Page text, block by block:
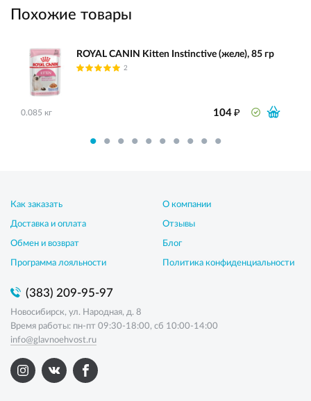
Похожие товары
ROYAL CANIN Kitten Instinctive (желе), 85 гр
2
0.085 кг 104₽
Как заказать
Доставка и оплата
Обмен и возврат
Программа лояльности
О компании
Отзывы
Блог
Политика конфиденциальности
(383) 209-95-97
Новосибирск, ул. Народная, д. 8
Время работы: пн-пт 09:30-18:00, сб 10:00-14:00
info@glavnoehvost.ru